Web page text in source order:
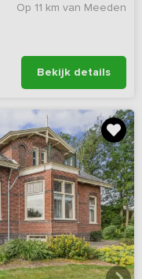
Op 11 km van Meeden
Bekijk details